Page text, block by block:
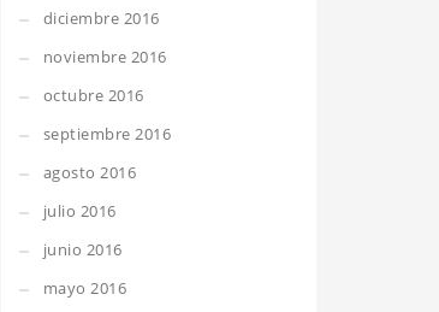
diciembre 2016
noviembre 2016
octubre 2016
septiembre 2016
agosto 2016
julio 2016
junio 2016
mayo 2016